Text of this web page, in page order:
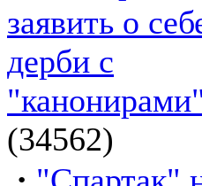
заявить о
дерби с
"канонирами"
(34562)